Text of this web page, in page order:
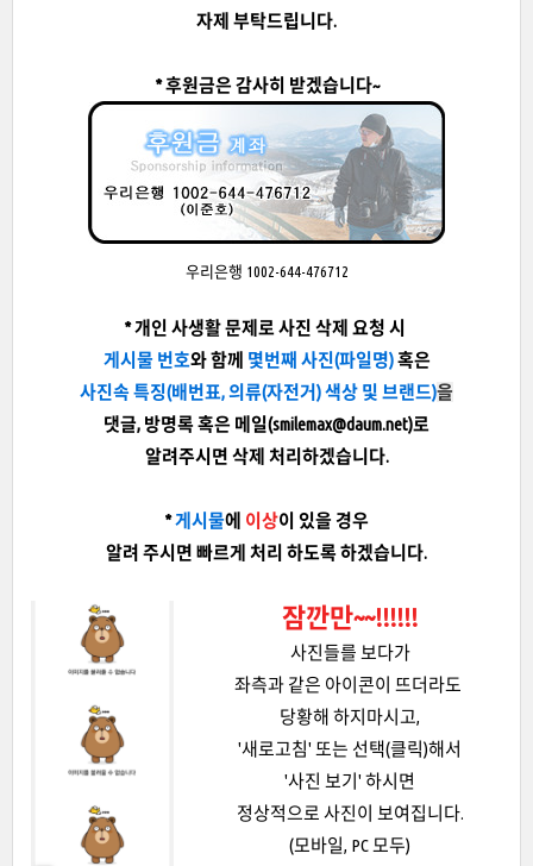
자제 부탁드립니다.
* 후원금은 감사히 받겠습니다~
우리은행 1002-644-476712
* 개인 사생활 문제로 사진 삭제 요청 시
게시물 번호와 함께 몇번째 사진(파일명)혹은
사진속 특징(배번표, 의류(자전거) 색상 및 브랜드)을
댓글, 방명록 혹은 메일(smilemax@daum.net)로
알려주시면 삭제 처리하겠습니다.
*게시물에 이상이 있을 경우
알려 주시면 빠르게 처리 하도록 하겠습니다.
잠깐만~~!!!!!!
사진들를 보다가
좌측과 같은 아이콘이 뜨더라도
당황해 하지마시고,
'새로고침' 또는 선택(클릭)해서
'사진 보기' 하시면
정상적으로 사진이 보여집니다.
(모바일, PC 모두)